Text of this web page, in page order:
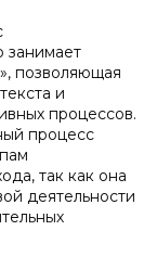
занимает
позволяющая
и
процессов.
процесс
так как она
деятельности